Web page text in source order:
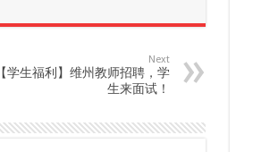
Next
【学生福利】维州教师招聘，学
生来面试！